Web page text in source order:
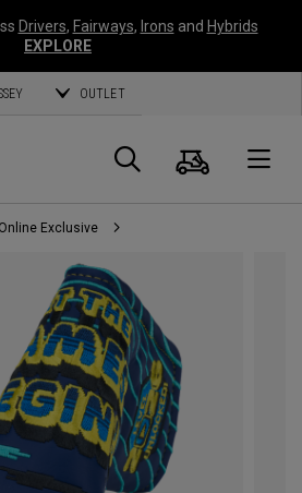
Drivers, Fairways, Irons and Hybrids
EXPLORE
OUTLET
Panier
Online Exclusive